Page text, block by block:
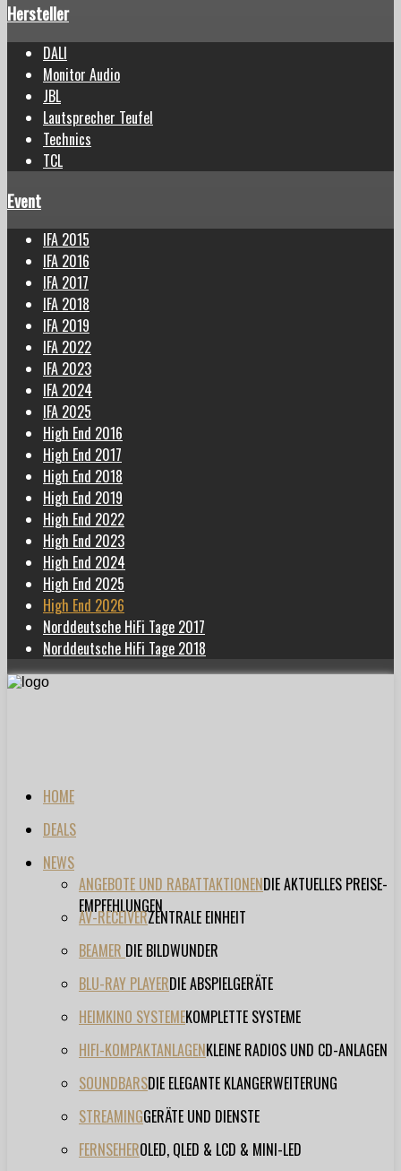
Hersteller
DALI
Monitor Audio
JBL
Lautsprecher Teufel
Technics
TCL
Event
IFA 2015
IFA 2016
IFA 2017
IFA 2018
IFA 2019
IFA 2022
IFA 2023
IFA 2024
IFA 2025
High End 2016
High End 2017
High End 2018
High End 2019
High End 2022
High End 2023
High End 2024
High End 2025
High End 2026
Norddeutsche HiFi Tage 2017
Norddeutsche HiFi Tage 2018
HOME
DEALS
NEWS
ANGEBOTE UND RABATTAKTIONENDIE AKTUELLES PREISE-
EMPFEHLUNGEN
AV-RECEIVERZENTRALE EINHEIT
BEAMER DIE BILDWUNDER
BLU-RAY PLAYERDIE ABSPIELGERÄTE
HEIMKINO SYSTEMEKOMPLETTE SYSTEME
HIFI-KOMPAKTANLAGENKLEINE RADIOS UND CD-ANLAGEN
SOUNDBARSDIE ELEGANTE KLANGERWEITERUNG
STREAMINGGERÄTE UND DIENSTE
FERNSEHEROLED, QLED & LCD & MINI-LED